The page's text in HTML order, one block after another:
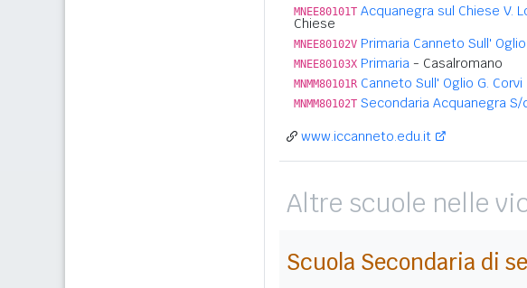
MNEE80101T Acquanegra sul Chiese V.
Chiese
MNEE80102V Primaria Canneto Sull' Oglio
MNEE80103X Primaria - Casalromano
MNMM80101R Canneto Sull' Oglio G. Corvi
MNMM80102T Secondaria Acquanegra S/
www.iccanneto.edu.it
Altre scuole nelle
Scuola Secondaria di